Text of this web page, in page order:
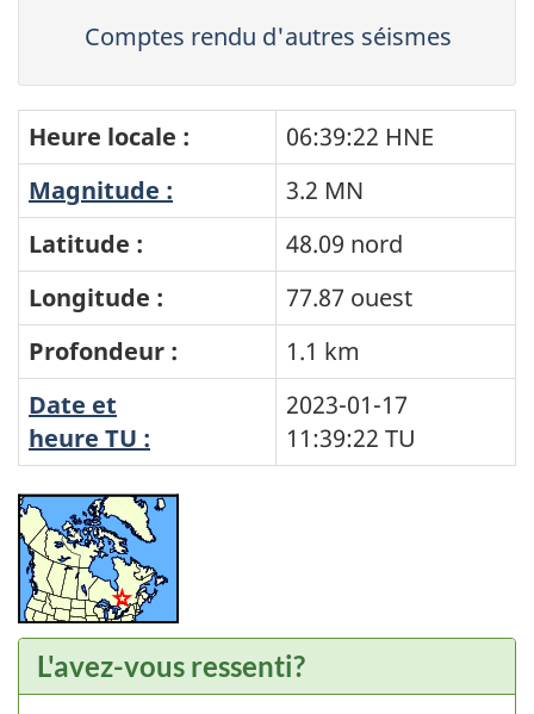
Comptes rendu d'autres séismes
Heure locale :
06:39:22 HNE
Magnitude :
3.2 MN
Latitude :
48.09 nord
Longitude :
77.87 ouest
Profondeur :
1.1 km
Date et
heure TU :
2023-01-17
11:39:22 TU
L'avez-vous ressenti?